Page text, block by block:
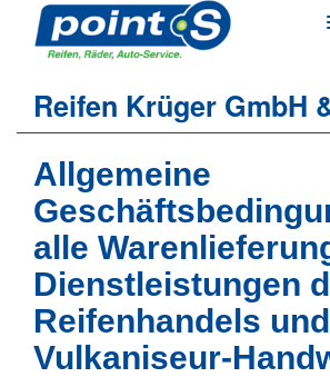
Reifen Krüger GmbH
Allgemeine
alle
Dienstleistungen
Reifenhandels und
Vulkaniseur-